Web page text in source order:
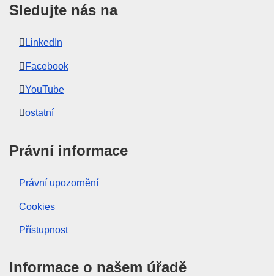
Sledujte nás na
LinkedIn
Facebook
YouTube
ostatní
Právní informace
Právní upozornění
Cookies
Přístupnost
Informace o našem úřadě